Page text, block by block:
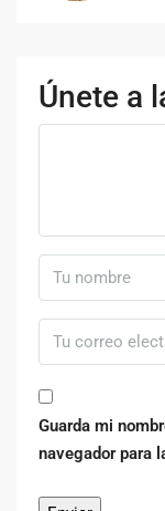
Únete a
Guarda mi
navegador para